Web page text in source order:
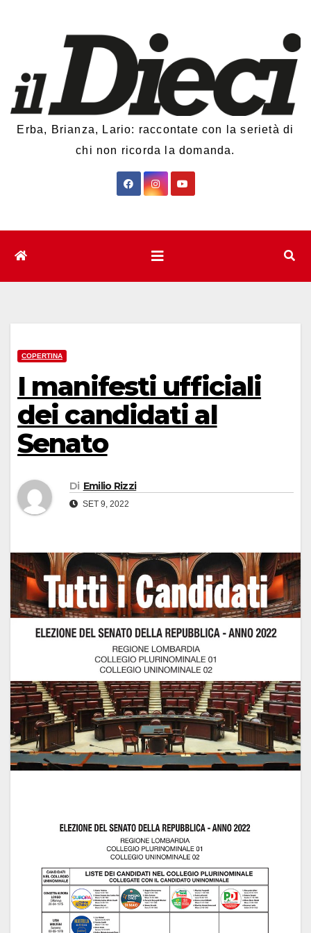
Erba, Brianza, Lario: raccontate con la serietà di
chi non ricorda la domanda.
COPERTINA
I manifesti ufficiali
dei candidati al
Senato
Di Emilio Rizzi
SET 9, 2022